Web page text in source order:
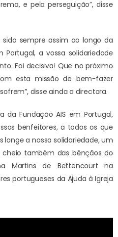
e pela perseguição”, disse
sempre assim ao longo da
Portugal, a vossa solidariedade
Foi decisiva! Que no próximo
esta missão de bem-fazer
disse ainda a directora.
da Fundação AIS em Portugal,
benfeitores, a todos os que
a nossa solidariedade, um
também das bênçãos do
Martins de Bettencourt na
portugueses da Ajuda à Igreja